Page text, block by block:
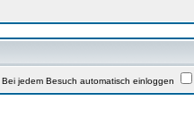
jedem Besuch automatisch einloggen